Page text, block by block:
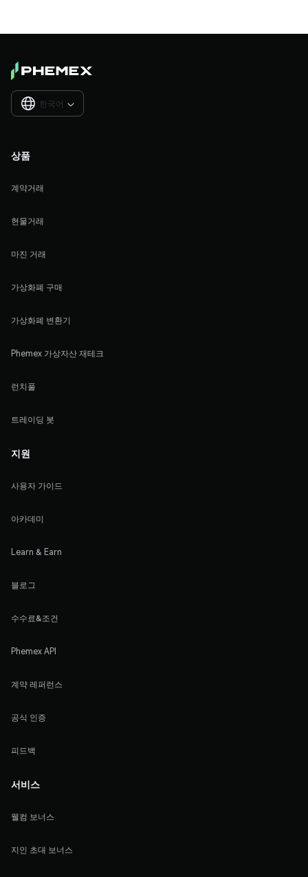
한국어 
상품
계약거래
현물거래
마진 거래
가상화폐 구매
가상화폐 변환기
Phemex 가상자산 재테크
런치풀
트레이딩 봇
지원
사용자 가이드
아카데미
Learn & Earn
블로그
수수료&조건
Phemex API
계약 레퍼런스
공식 인증
피드백
서비스
웰컴 보너스
지인 초대 보너스